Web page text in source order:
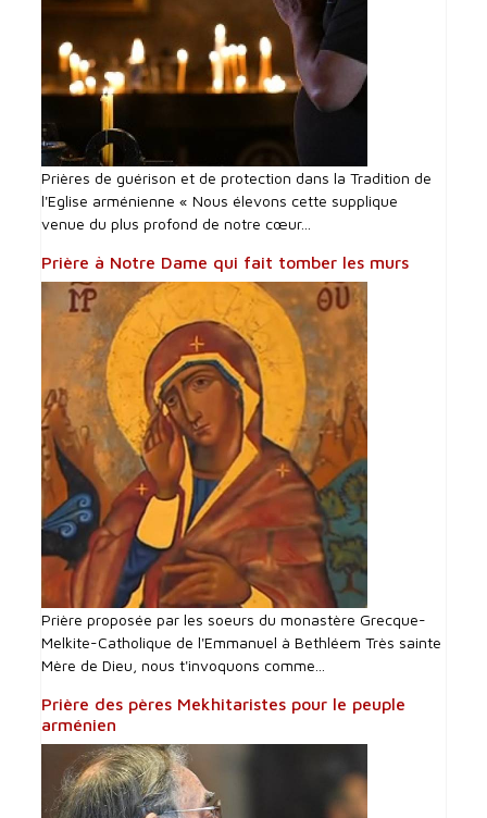
Prières de guérison et de protection dans la Tradition de
l'Eglise arménienne « Nous élevons cette supplique
venue du plus profond de notre cœur...
Prière à Notre Dame qui fait tomber les murs
Prière proposée par les soeurs du monastère Grecque-
Melkite-Catholique de l'Emmanuel à Bethléem Très sainte
Mère de Dieu, nous t'invoquons comme...
Prière des pères Mekhitaristes pour le peuple
arménien